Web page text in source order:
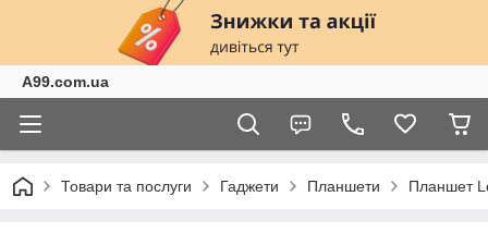
A99.com.ua
Товари та послуги Гаджети Планшети Планшет